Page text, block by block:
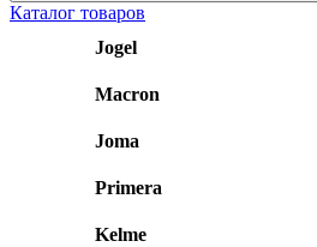
Каталог товаров
Jogel
Macron
Joma
Primera
Kelme